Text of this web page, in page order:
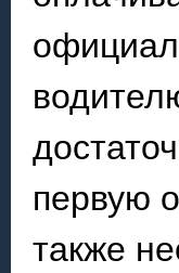
первую
также